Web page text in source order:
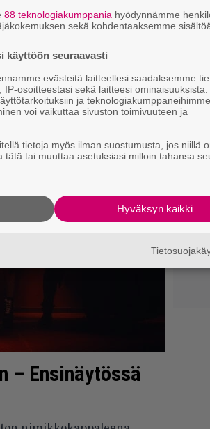
– Ensinäytössä
88 teknologiakumppania hyödynnämme
sekä kohdentaaksemme
käyttöön seuraavasti
evästeitä laitteellesi saadaksemme
osoitteestasi sekä laitteesi
ja teknologiakumppaneihimme
voi vaikuttaa sivuston toimivuuteen ja
tietoja myös ilman suostumusta, jos niillä
tätä tai muuttaa asetuksiasi milloin tahansa
Hyväksyn kaikki